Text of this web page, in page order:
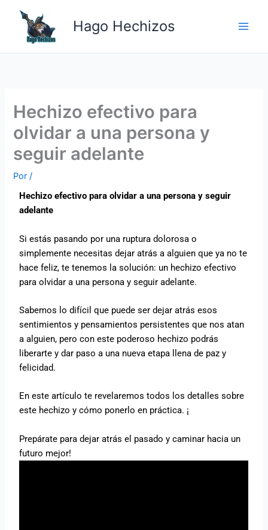
contenido
Hago Hechizos
Hechizo efectivo para
olvidar a una persona y
seguir adelante
Por/
Hechizo efectivo para olvidar a una persona y seguir
adelante
Si estás pasando por una ruptura dolorosa o
simplemente necesitas dejar atrás a alguien que ya no te
hace feliz, te tenemos la solución: un hechizo efectivo
para olvidar a una persona y seguir adelante.
Sabemos lo difícil que puede ser dejar atrás esos
sentimientos y pensamientos persistentes que nos atan
a alguien, pero con este poderoso hechizo podrás
liberarte y dar paso a una nueva etapa llena de paz y
felicidad.
En este artículo te revelaremos todos los detalles sobre
este hechizo y cómo ponerlo en práctica. ¡
Prepárate para dejar atrás el pasado y caminar hacia un
futuro mejor!